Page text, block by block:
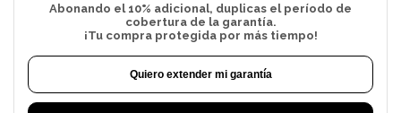
Abonando el 10% adicional, duplicas el período de
cobertura de la garantía.
¡Tu compra protegida por más tiempo!
Quiero extender mi garantía